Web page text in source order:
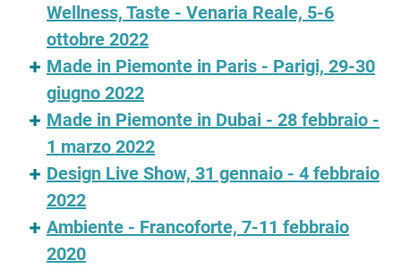
Wellness, Taste - Venaria Reale, 5-6
ottobre 2022
Made in Piemonte in Paris - Parigi, 29-30
giugno 2022
Made in Piemonte in Dubai - 28 febbraio -
1 marzo 2022
Design Live Show, 31 gennaio - 4 febbraio
2022
Ambiente - Francoforte, 7-11 febbraio
2020